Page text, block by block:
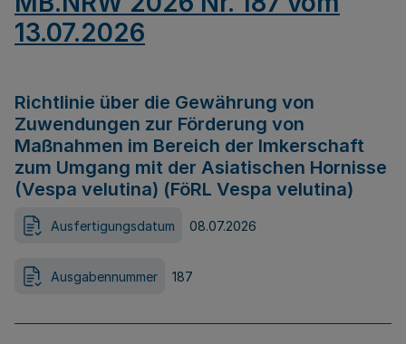
13.07.2026
Richtlinie über die Gewährung von
Zuwendungen zur Förderung von
Maßnahmen im Bereich der Imkerschaft
zum Umgang mit der Asiatischen Hornisse
(Vespa velutina) (FöRL Vespa velutina)
Ausfertigungsdatum 08.07.2026
Ausgabennummer 187